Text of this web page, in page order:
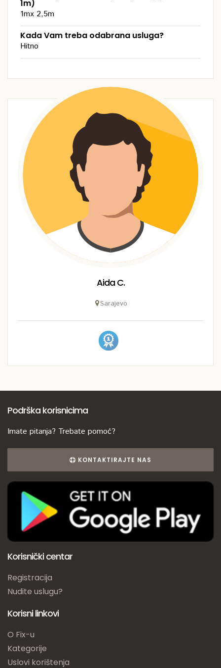
1m)
1mx 2,5m
Kada Vam treba odabrana usluga?
Hitno
Aida C.
Sarajevo
Podrška korisnicima
Imate pitanja? Trebate pomoć?
KONTAKTIRAJTE NAS
Korisnički centar
Registracija
Nudite uslugu?
Korisni linkovi
O Fix-u
Kategorije
Uslovi korištenja